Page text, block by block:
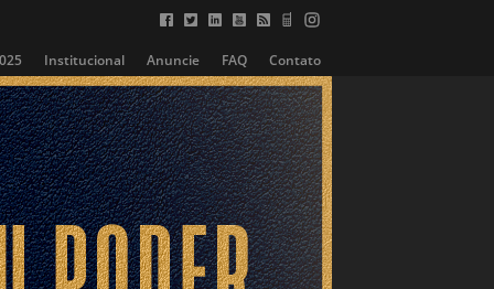
Institucional Anuncie FAQ Contato